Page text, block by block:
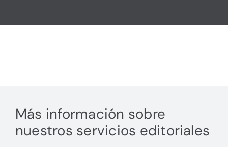
Más información sobre
nuestros servicios editoriales